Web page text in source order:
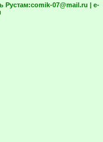
Рустам:comik-07@mail.ru | e-